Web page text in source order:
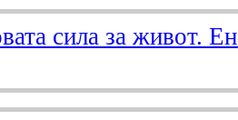
сила за живот.